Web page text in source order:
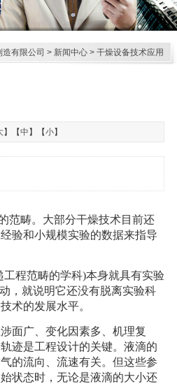
有限公司 > 新闻中心 > 干燥设备技术应用
】【中 】【小】
范畴。大部分干燥技术目前还
验和小规模实验的数据来指导
程范畴的学科)本身就具有实验
，就说明它还没有脱离实验科
术的发展水平。
面广、变化因素多、机理复
迹是工程设计的关键。液滴的
的流向、流速有关。但这些参
状态时，无论是液滴的大小还